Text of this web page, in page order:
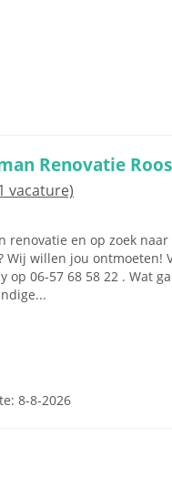
Renovatie
vacature)
renovatie en op zoek
Wij willen jou ontmoeten!
op 06-57 68 58 22 . Wat
8-8-2026